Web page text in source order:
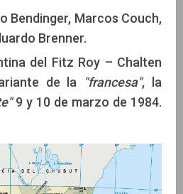
Bendinger, Marcos Couch,
Brenner.
del Fitz Roy – Chalten
de la "francesa", la
9 y 10 de marzo de 1984.